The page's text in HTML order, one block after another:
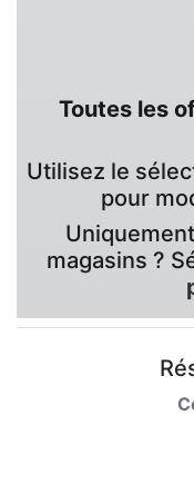
Toutes les
Utilisez le
pour
magasins ?